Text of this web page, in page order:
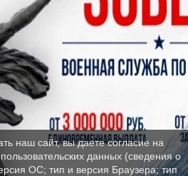
наш сайт, вы даете согласие на
данных (сведения о
ОС; тип и версия Браузера; тип